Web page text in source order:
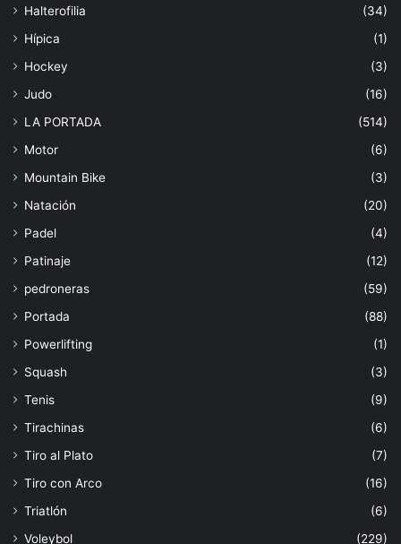
Halterofilia
(34)
Hípica
(1)
Hockey
(3)
Judo
(16)
LA PORTADA
(514)
Motor
(6)
Mountain Bike
(3)
Natación
(20)
Padel
(4)
Patinaje
(12)
pedroneras
(59)
Portada
(88)
Powerlifting
(1)
Squash
(3)
Tenis
(9)
Tirachinas
(6)
Tiro al Plato
(7)
Tiro con Arco
(16)
Triatlón
(6)
Voleybol
(229)